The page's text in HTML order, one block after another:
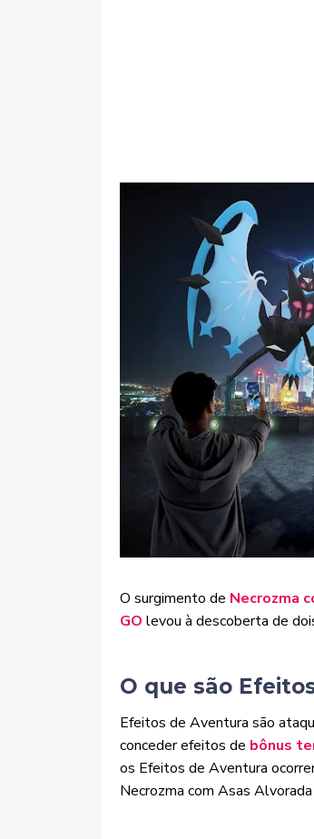
O surgimento de Necrozma
GO levou à descoberta de
O que são
Efeitos de Aventura são
conceder efeitos de bônus
os Efeitos de Aventura
Necrozma com Asas